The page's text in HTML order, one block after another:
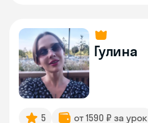
Гулина
5 от 1590 ₽ за урок